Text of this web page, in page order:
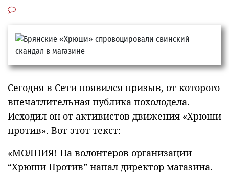
Сегодня в Сети появился призыв, от которого
впечатлительная публика похолодела.
Исходил он от активистов движения «Хрюши
против». Вот этот текст:
«МОЛНИЯ! На волонтеров организации
“Хрюши Против” напал директор магазина.